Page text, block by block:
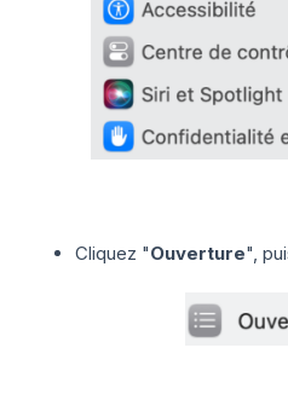
Cliquez "Ouverture",